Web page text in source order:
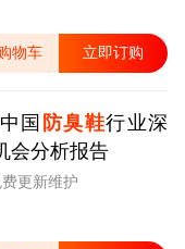
物车 立即订购
国防臭鞋行业深
会分析报告
更新维护